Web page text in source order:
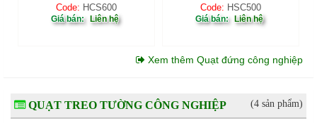
Code: HCS600
Giá bán: Liên hệ
Code: HSC500
Giá bán: Liên hệ
Xem thêm Quạt đứng công nghiệp
QUẠT TREO TƯỜNG CÔNG NGHIỆP (4 sản phẩm)